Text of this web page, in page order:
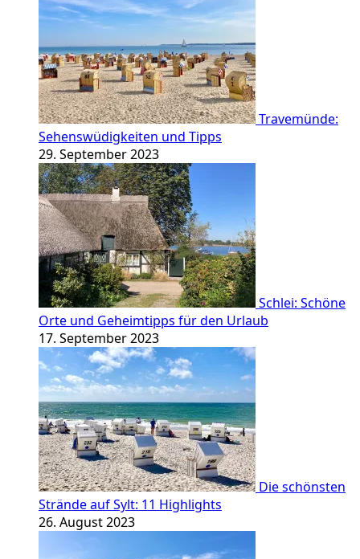
Travemünde:
Sehenswüdigkeiten und Tipps
29. September 2023
Schlei: Schöne
Orte und Geheimtipps für den Urlaub
17. September 2023
Die schönsten
Strände auf Sylt: 11 Highlights
26. August 2023